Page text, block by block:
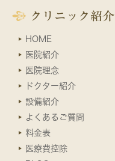
クリニック紹介
HOME
医院紹介
医院理念
ドクター紹介
設備紹介
よくあるご質問
料金表
医療費控除